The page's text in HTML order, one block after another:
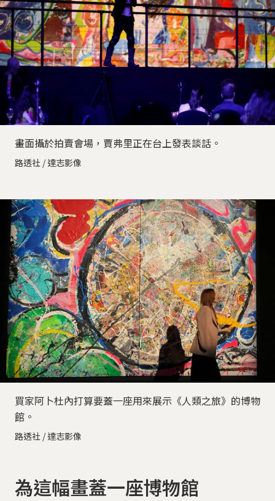
畫面攝於拍賣會場，賈弗里正在台上發表談話。
路透社 / 達志影像
買家阿卜杜內打算要蓋一座用來展示《人類之旅》的博物
館。
路透社 / 達志影像
為這幅畫蓋一座博物館